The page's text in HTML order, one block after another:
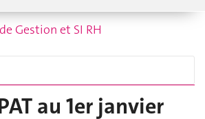
Gestion et SI RH
au 1er janvier